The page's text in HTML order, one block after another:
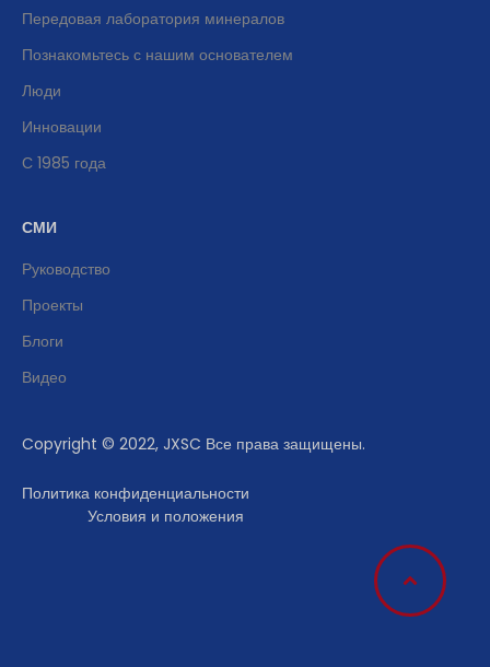
Передовая лаборатория минералов
Познакомьтесь с нашим основателем
Люди
Инновации
С 1985 года
СМИ
Руководство
Проекты
Блоги
Видео
Copyright © 2022, JXSC Все права защищены.
Политика конфиденциальности
Условия и положения